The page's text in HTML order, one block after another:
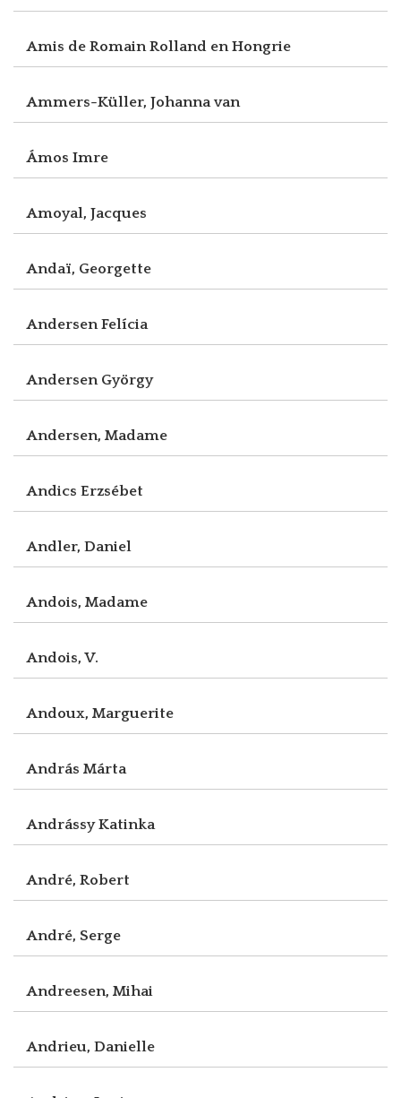
Amis de Romain Rolland en Hongrie
Ammers-Küller, Johanna van
Ámos Imre
Amoyal, Jacques
Andaï, Georgette
Andersen Felícia
Andersen György
Andersen, Madame
Andics Erzsébet
Andler, Daniel
Andois, Madame
Andois, V.
Andoux, Marguerite
András Márta
Andrássy Katinka
André, Robert
André, Serge
Andreesen, Mihai
Andrieu, Danielle